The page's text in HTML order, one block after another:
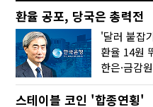
환율 공포, 당국은 총력전
스테이블 코인 '합종연횡'